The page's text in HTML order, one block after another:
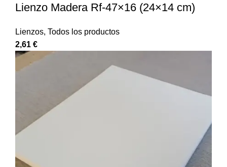
Lienzo Madera Rf-47×16 (24×14 cm)
Lienzos, Todos los productos
2,61 €